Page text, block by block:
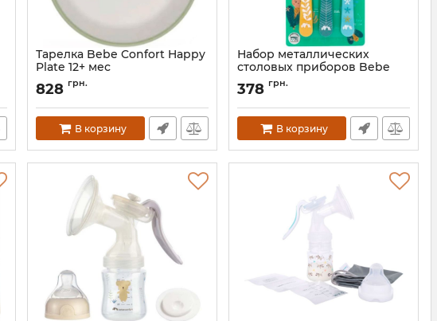
Тарелка Bebe Confort Happy
Plate 12+ мес
Артикул:3105201150
828 грн.
В корзину
Набор металлических
столовых приборов Bebe
Confort Little Buddies, 3 шт
Артикул:
378 грн.
В корзину